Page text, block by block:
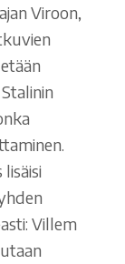
Viroon,
Villem